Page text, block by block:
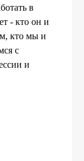
в
- кто он и
кто мы и
с
и